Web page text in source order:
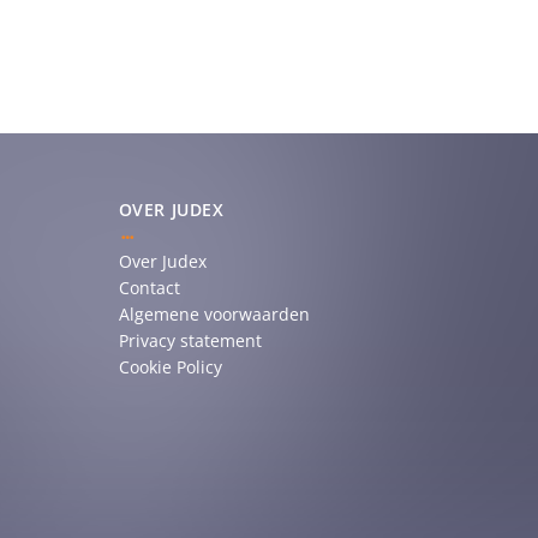
OVER JUDEX
Over Judex
Contact
Algemene voorwaarden
Privacy statement
Cookie Policy